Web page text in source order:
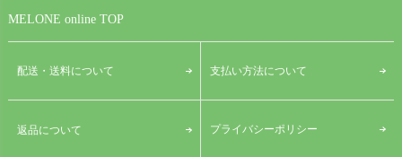
MELONE online TOP
配送・送料について 支払い方法について
返品について プライバシーポリシー